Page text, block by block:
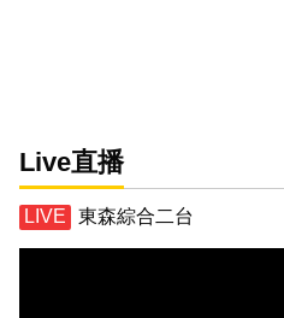
Live直播
東森綜合二台